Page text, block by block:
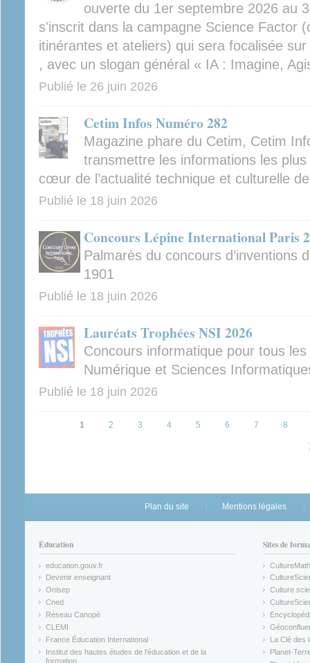
ouverte du 1er septembre 2026 au
s'inscrit dans la campagne Science Factor
itinérantes et ateliers) qui sera focalisée sur
, avec un slogan général « IA : Imagine,
Publié le 26 juin 2026
Cetim Infos Numéro 282
Magazine phare du Cetim, Cetim
transmettre les informations les
cœur de l’actualité technique et culturelle
Publié le 18 juin 2026
Concours Lépine International Paris
Palmarès du concours d’inventions
1901
Publié le 18 juin 2026
Lauréats Trophées NSI 2026
Concours informatique pour tous
Numérique et Sciences
Publié le 18 juin 2026
1 2 3 4 5 6 7 8
Plan du site Mentions légales
Éducation
education.gouv.fr
(link is external)
Devenir enseignant
(link is external)
Onisep
(link is external)
Cned
(link is external)
Réseau Canopé
(link is external)
CLEMI
(link is external)
France Éducation International
(link is external)
Institut des hautes études de l'éducation et de la
formation
Sites de
CultureMath
(link is
(link is
Culture
(link is
(link is
(link is
La Clé des
(link is
Planet-